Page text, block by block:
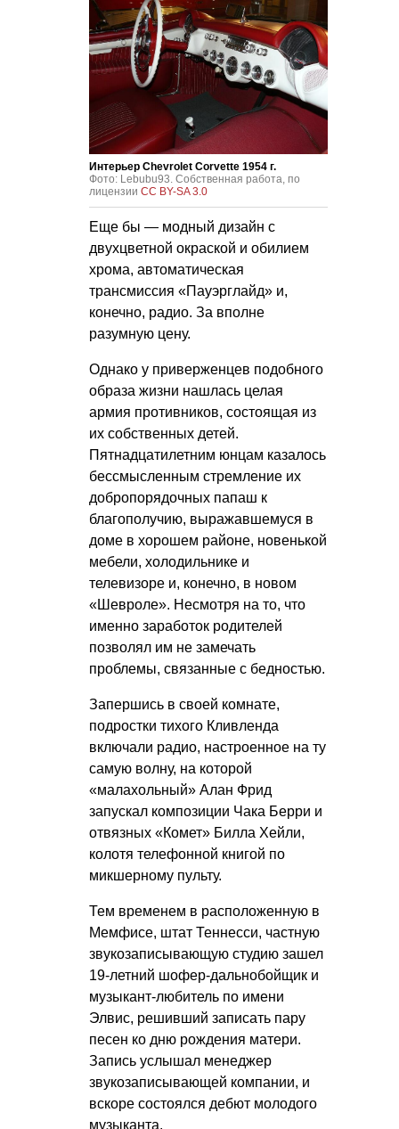
Интерьер Chevrolet Corvette 1954 г.
Фото: Lebubu93. Собственная работа, по
лицензии CC BY-SA 3.0
Еще бы — модный дизайн с
двухцветной окраской и обилием
хрома, автоматическая
трансмиссия «Пауэрглайд» и,
конечно, радио. За вполне
разумную цену.
Однако у приверженцев подобного
образа жизни нашлась целая
армия противников, состоящая из
их собственных детей.
Пятнадцатилетним юнцам казалось
бессмысленным стремление их
добропорядочных папаш к
благополучию, выражавшемуся в
доме в хорошем районе, новенькой
мебели, холодильнике и
телевизоре и, конечно, в новом
«Шевроле». Несмотря на то, что
именно заработок родителей
позволял им не замечать
проблемы, связанные с бедностью.
Запершись в своей комнате,
подростки тихого Кливленда
включали радио, настроенное на ту
самую волну, на которой
«малахольный» Алан Фрид
запускал композиции Чака Берри и
отвязных «Комет» Билла Хейли,
колотя телефонной книгой по
микшерному пульту.
Тем временем в расположенную в
Мемфисе, штат Теннесси, частную
звукозаписывающую студию зашел
19-летний шофер-дальнобойщик и
музыкант-любитель по имени
Элвис, решивший записать пару
песен ко дню рождения матери.
Запись услышал менеджер
звукозаписывающей компании, и
вскоре состоялся дебют молодого
музыканта.